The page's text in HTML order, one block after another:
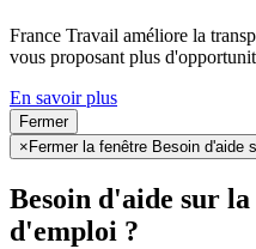
France Travail améliore la
vous proposant plus
En savoir plus
Fermer
× Fermer la fenêtre Besoin d'aide
Besoin d'aide sur
d'emploi ?